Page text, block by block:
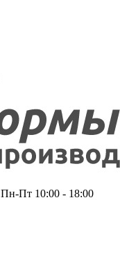
Пн-Пт 10:00 - 18:00